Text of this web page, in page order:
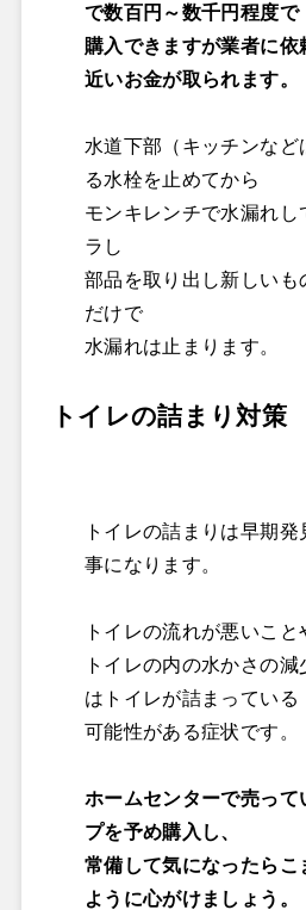
で数百円～数千円程度で
購入できますが業者に依
近いお金が取られます。
水道下部（キッチンなど
る水栓を止めてから
モンキレンチで水漏れし
ラし
部品を取り出し新しいも
だけで
水漏れは止まります。
トイレの詰まり対策
トイレの詰まりは早期
事になります。
トイレの流れが悪いこと
トイレの内の水かさの
はトイレが詰まっている
可能性がある症状です。
ホームセンターで売って
プを予め購入し、
常備して気になったらこ
ように心がけましょう。